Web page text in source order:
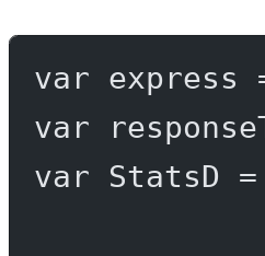
var express
var
var StatsD =